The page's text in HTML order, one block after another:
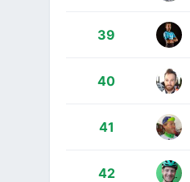
39
40
41
42